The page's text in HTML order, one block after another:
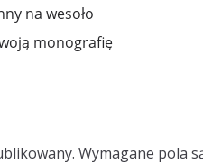
na wesoło
monografię
Wymagane pola